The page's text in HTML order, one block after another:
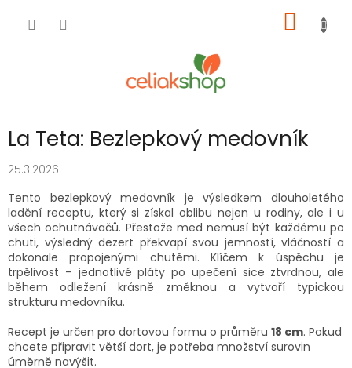
KOŠÍK
La Teta: Bezlepkový medovník
25.3.2026
Tento bezlepkový medovník je výsledkem dlouholetého
ladění receptu, který si získal oblibu nejen u rodiny, ale i u
všech ochutnávačů. Přestože med nemusí být každému po
chuti, výsledný dezert překvapí svou jemností, vláčností a
dokonale propojenými chutěmi. Klíčem k úspěchu je
trpělivost – jednotlivé pláty po upečení sice ztvrdnou, ale
během odležení krásně změknou a vytvoří typickou
strukturu medovníku.
Recept je určen pro dortovou formu o průměru 18 cm. Pokud
chcete připravit větší dort, je potřeba množství surovin
úměrně navýšit.